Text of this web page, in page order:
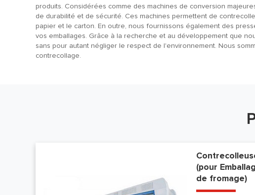
produits. Considérées comme des machines de conversion
de durabilité et de sécurité. Ces machines permettent de
papier et le carton. En outre, nous fournissons également des
vos emballages. Grâce à la recherche et au développement que
sans pour autant négliger le respect de l'environnement. Nous
contrecollage.
(pour
de fromage)